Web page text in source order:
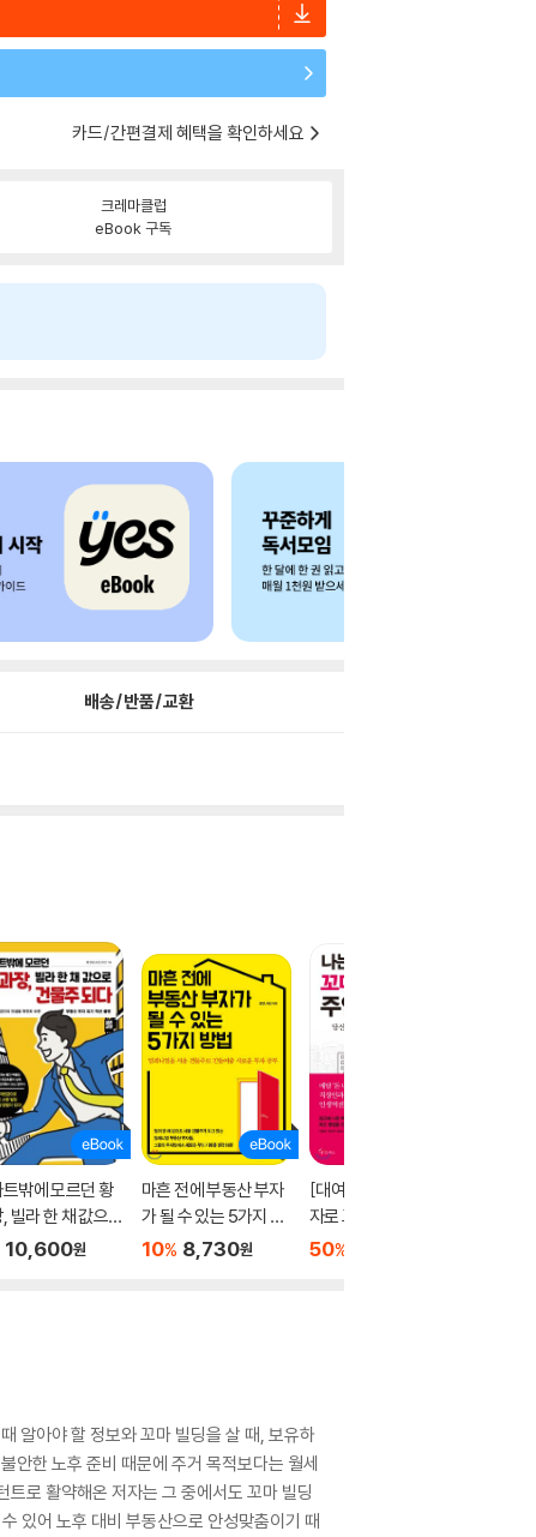
카드/간편결제 혜택을 확인하세요
크레마클럽
eBook 구독
배송/반품/교환
밖에 모르던 황
빌라 한 채 값으로
되다
10,600원
마흔 전에 부동산 부자
가 될 수 있는 5가지 방
법
10% 8,730원
[대여] 나는 다가구투
자로 꼬마빌딩 4채의
주인이 되었다
50%
알아야 할 정보와 꼬마 빌딩을 살 때, 보유하
안한 노후 준비 때문에 주거 목적보다는 월세
로 활약해온 저자는 그 중에서도 꼬마 빌딩
있어 노후 대비 부동산으로 안성맞춤이기 때